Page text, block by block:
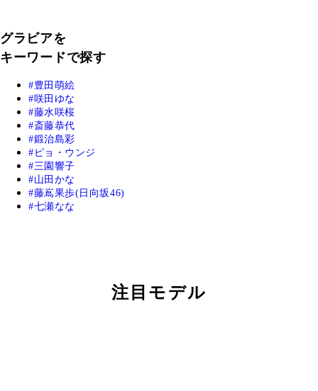
グラビアを
キーワードで探す
豊田萌絵
咲田ゆな
藤水咲桜
斎藤恭代
鍛治島彩
ピョ・ウンジ
三園響子
山田かな
藤嶌果歩(日向坂46)
七瀬なな
注目モデル